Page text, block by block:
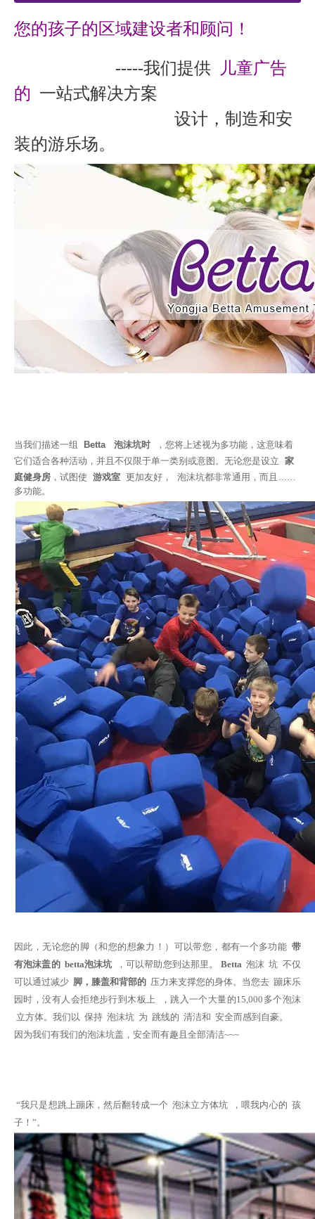
您的孩子的区域建设者和顾问！
-----我们提供
儿童广告
的 一站式解决方案
设计，制造和安
装的游乐场。
当我们描述一组 Betta 泡沫坑时 ，您将上述视为多功能，这意味着
它们适合各种活动，并且不仅限于单一类别或意图。无论您是设立 家
庭健身房 ，试图使 游戏室 更加友好， 泡沫坑都非常通用，而且……
多功能。
因此，无论您的脚（和您的想象力！）可以带您，都有一个多功能 带
有泡沫盖的 betta泡沫坑 ，可以帮助您到达那里。 Betta 泡沫坑 不仅
可以通过减少 脚，膝盖和背部的 压力来支撑您的身体。当您去 蹦床乐
园时，没有人会拒绝步行到木板上
，跳入一个大量的15,000多个泡沫
立方体。我们以 保持 泡沫坑 为 跳线的 清洁和 安全而感到自豪。
因为我们有我们的泡沫坑盖，安全而有趣且全部清洁~~~
“我只是想跳上蹦床，然后翻转成一个 泡沫立方体坑 ，喂我内心的 孩
子！”。